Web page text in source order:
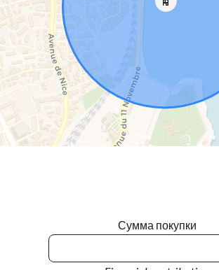
Сумма покупки